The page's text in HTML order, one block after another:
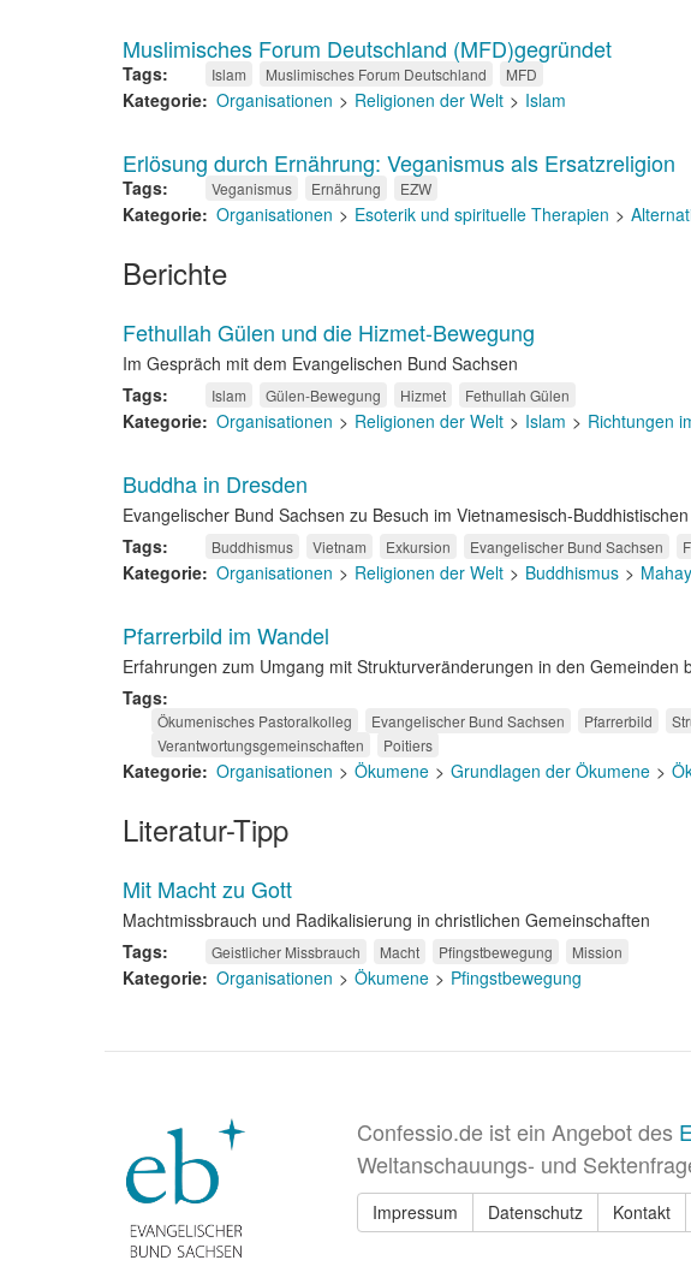
Muslimisches Forum Deutschland (MFD)gegründet
Tags Islam Muslimisches Forum Deutschland MFD
Kategorie Organisationen Religionen der Welt Islam
Erlösung durch Ernährung: Veganismus als Ersatzreligion
Tags Veganismus Ernährung EZW
Kategorie Organisationen Esoterik und spirituelle Therapien
Berichte
Fethullah Gülen und die Hizmet-Bewegung
Im Gespräch mit dem Evangelischen Bund Sachsen
Tags
Islam Gülen-Bewegung Hizmet Fethullah Gülen
Kategorie Organisationen Religionen der Welt Islam Richtungen
Buddha in Dresden
Evangelischer Bund Sachsen zu Besuch im Vietnamesisch-
Tags
Buddhismus Vietnam Exkursion Evangelischer Bund Sachsen
Kategorie Organisationen Religionen der Welt Buddhismus
Pfarrerbild im Wandel
Erfahrungen zum Umgang mit Strukturveränderungen in den Gemeinden
Tags
Ökumenisches Pastoralkolleg Evangelischer Bund Sachsen Pfarrerbild
Verantwortungsgemeinschaften
Poitiers
Kategorie Organisationen Ökumene Grundlagen der Ökumene
Literatur-Tipp
Mit Macht zu Gott
Machtmissbrauch und Radikalisierung in christlichen Gemeinschaften
Tags
Geistlicher Missbrauch Macht Pfingstbewegung Mission
Kategorie Organisationen Ökumene Pfingstbewegung
Confessio.de ist ein Angebot des
Weltanschauungs- und
Impressum Datenschutz Kontakt